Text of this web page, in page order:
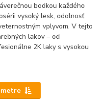
bodkou každého
vysoký lesk, odolnosť
vplyvom. V tejto
lakov – od
2K laky s vysokou